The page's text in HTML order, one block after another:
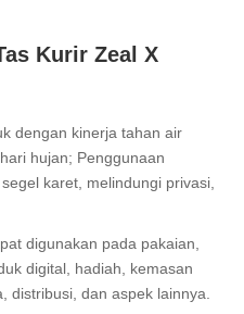
Kurir Zeal X
dengan kinerja tahan air
hujan; Penggunaan
karet, melindungi privasi,
digunakan pada pakaian,
digital, hadiah, kemasan
distribusi, dan aspek lainnya.